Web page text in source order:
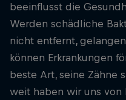
beeinflusst die
Werden schädliche
nicht entfernt,
können Erkrankungen
beste Art, seine Zähne
weit haben wir uns von